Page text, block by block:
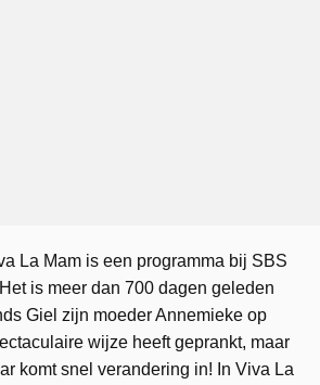
La Mam is een programma bij SBS
is meer dan 700 dagen geleden
Giel zijn moeder Annemieke op
wijze heeft geprankt, maar
komt snel verandering in! In Viva La